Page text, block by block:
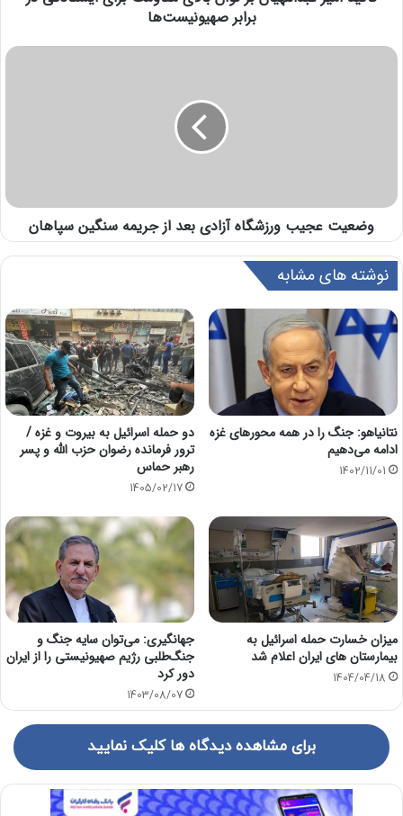
برابر صهیونیست‌ها
وضعیت عجیب ورزشگاه آزادی بعد از جریمه سنگین سپاهان
نوشته های مشابه
نتانیاهو: جنگ را در همه محورهای غزه
ادامه می‌دهیم
1402/11/01
دو حمله اسرائیل به بیروت و غزه /
ترور فرمانده رضوان حزب الله و پسر
رهبر حماس
1405/02/17
میزان خسارت حمله اسرائیل به
بیمارستان های ایران اعلام شد
1404/04/18
جهانگیری: می‌توان سایه جنگ و
جنگ‌طلبی رژیم صهیونیستی را از ایران
دور کرد
1403/08/07
برای مشاهده دیدگاه ها کلیک نمایید